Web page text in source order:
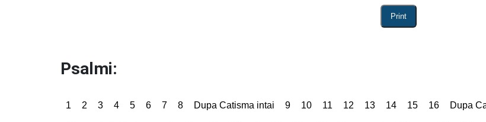
Print
Psalmi:
1 2 3 4 5 6 7 8 Dupa Catisma intai 9 10 11 12 13 14 15 16 Dupa